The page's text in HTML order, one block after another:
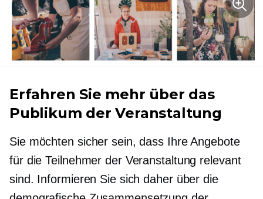
Erfahren Sie mehr über das
Publikum der Veranstaltung
Sie möchten sicher sein, dass Ihre Angebote
für die Teilnehmer der Veranstaltung relevant
sind. Informieren Sie sich daher über die